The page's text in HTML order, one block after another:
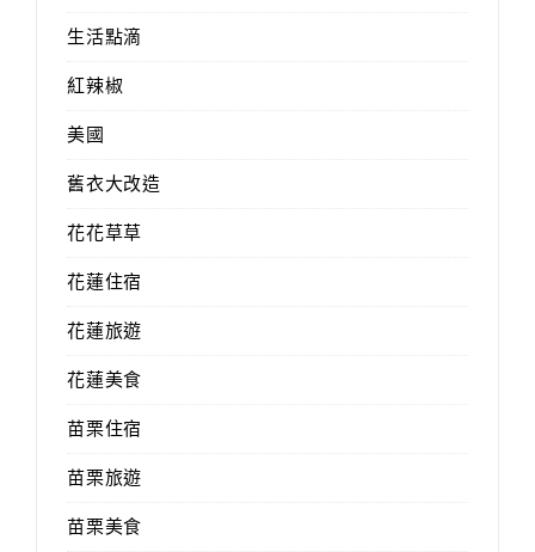
生活點滴
紅辣椒
美國
舊衣大改造
花花草草
花蓮住宿
花蓮旅遊
花蓮美食
苗栗住宿
苗栗旅遊
苗栗美食